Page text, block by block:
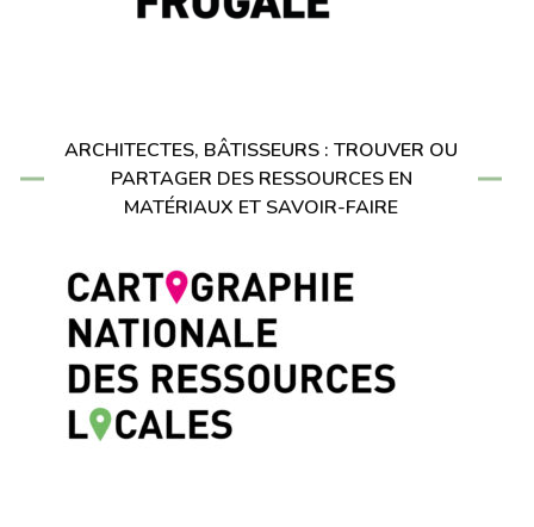
ARCHITECTES, BÂTISSEURS : TROUVER OU
PARTAGER DES RESSOURCES EN
MATÉRIAUX ET SAVOIR-FAIRE